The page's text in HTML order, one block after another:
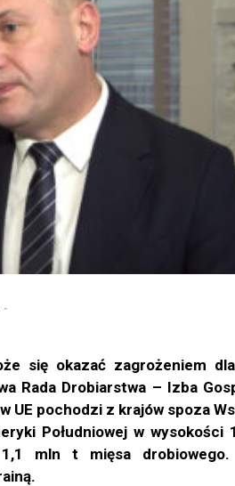
-
się okazać zagrożeniem
Rada Drobiarstwa – Izba
UE pochodzi z krajów spoza
Południowej w wysokości
mln t mięsa drobiowego.